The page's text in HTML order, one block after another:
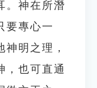
。神在所潛
要專心一
明之理，
，也可直通